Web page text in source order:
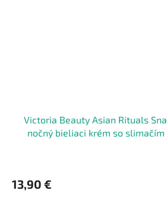
Victoria Beauty Asian Rituals
nočný bieliaci krém so
13,90 €